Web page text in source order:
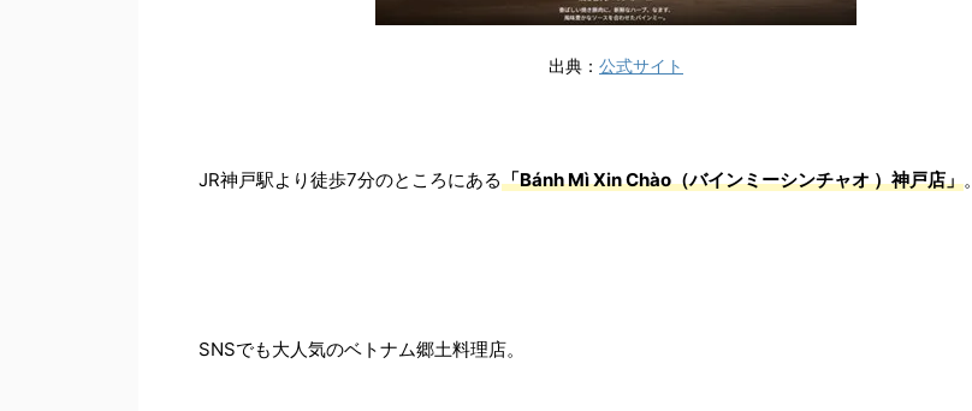
出典： 公式サイト
JR神戸駅より徒歩7分のところにある「Bánh Mì Xin Chào（バインミーシンチャオ ）神戸店」。
SNSでも大人気のベトナム郷土料理店。